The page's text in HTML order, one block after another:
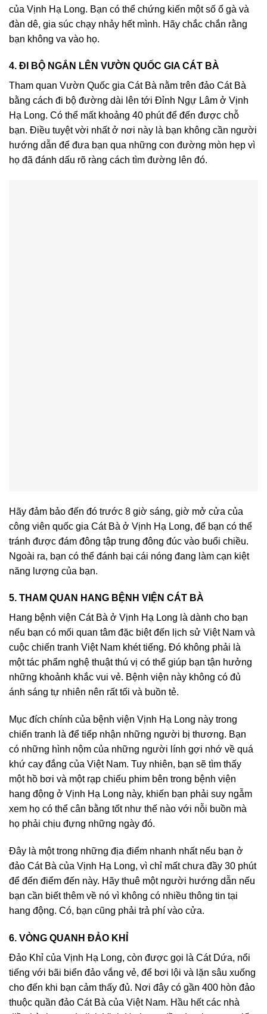
của Vịnh Hạ Long. Bạn có thể chứng kiến một số ổ gà và
đàn dê, gia súc chạy nhảy hết mình. Hãy chắc chắn rằng
bạn không va vào họ.
4. ĐI BỘ NGẮN LÊN VƯỜN QUỐC GIA CÁT BÀ
Tham quan Vườn Quốc gia Cát Bà nằm trên đảo Cát Bà
bằng cách đi bộ đường dài lên tới Đỉnh Ngự Lâm ở Vịnh
Hạ Long. Có thể mất khoảng 40 phút để đến được chỗ
bạn. Điều tuyệt vời nhất ở nơi này là bạn không cần người
hướng dẫn để đưa bạn qua những con đường mòn hẹp vì
họ đã đánh dấu rõ ràng cách tìm đường lên đó.
Hãy đảm bảo đến đó trước 8 giờ sáng, giờ mở cửa của
công viên quốc gia Cát Bà ở Vịnh Hạ Long, để bạn có thể
tránh được đám đông tập trung đông đúc vào buổi chiều.
Ngoài ra, bạn có thể đánh bại cái nóng đang làm cạn kiệt
năng lượng của bạn.
5. THAM QUAN HANG BỆNH VIỆN CÁT BÀ
Hang bệnh viện Cát Bà ở Vịnh Hạ Long là dành cho bạn
nếu bạn có mối quan tâm đặc biệt đến lịch sử Việt Nam và
cuộc chiến tranh Việt Nam khét tiếng. Đó không phải là
một tác phẩm nghệ thuật thú vị có thể giúp bạn tận hưởng
những khoảnh khắc vui vẻ. Bệnh viện này không có đủ
ánh sáng tự nhiên nên rất tối và buồn tẻ.
Mục đích chính của bệnh viện Vịnh Hạ Long này trong
chiến tranh là để tiếp nhận những người bị thương. Bạn
có những hình nộm của những người lính gợi nhớ về quá
khứ cay đắng của Việt Nam. Tuy nhiên, bạn sẽ tìm thấy
một hồ bơi và một rạp chiếu phim bên trong bệnh viện
hang động ở Vịnh Hạ Long này, khiến bạn phải suy ngẫm
xem họ có thể cân bằng tốt như thế nào với nỗi buồn mà
họ phải chịu đựng những ngày đó.
Đây là một trong những địa điểm nhanh nhất nếu bạn ở
đảo Cát Bà của Vịnh Hạ Long, vì chỉ mất chưa đầy 30 phút
để đến điểm đến này. Hãy thuê một người hướng dẫn nếu
bạn cần biết thêm về nó vì không có nhiều thông tin tại
hang động. Có, bạn cũng phải trả phí vào cửa.
6. VÒNG QUANH ĐẢO KHỈ
Đảo Khỉ của Vịnh Hạ Long, còn được gọi là Cát Dứa, nổi
tiếng với bãi biển đảo vắng vẻ, để bơi lội và lặn sâu xuống
cho đến khi bạn cảm thấy đủ. Nơi đây có gần 400 hòn đảo
thuộc quần đảo Cát Bà của Việt Nam. Hầu hết các nhà